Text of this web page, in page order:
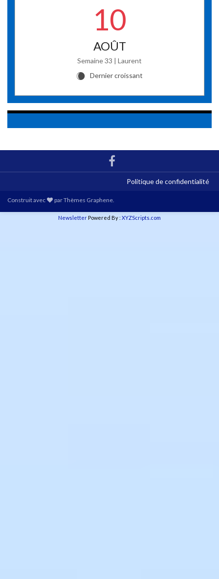
10
AOÛT
Semaine 33 | Laurent
X Dernier croissant
Politique de confidentialité
Construit avec parThèmes Graphene.
NewsletterPowered By : XYZScripts.com